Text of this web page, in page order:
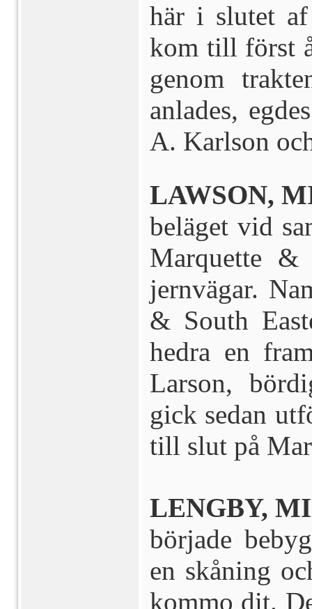
här i slutet
kom till först
genom
anlades,
A. Karlson
LAWSON,
beläget vid
Marquette &
jernvägar.
& South
hedra en
Larson,
gick sedan
till slut på
LENGBY,
började
en skåning
kommo dit.